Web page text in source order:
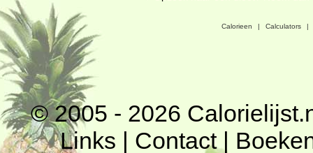
Calorieen | Calculators |
© 2005 - 2026
Links | Contact|